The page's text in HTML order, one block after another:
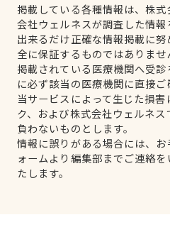
掲載している各種情報は、株
会社ウェルネスが調査した情報
出来るだけ正確な情報掲載に
全に保証するものではありませ
掲載されている医療機関へ受
に必ず該当の医療機関に直接ご
当サービスによって生じた損
ク、および株式会社ウェルネ
負わないものとします。
情報に誤りがある場合には、
ォームより編集部までご連絡
たします。